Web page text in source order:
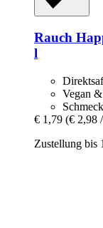
Rauch
l
Vegan
€ 1,79 (€ 2,98
Zustellung bis